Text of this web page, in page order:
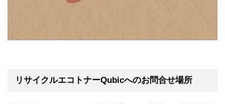
リサイクルエコトナーQubicへのお問合せ場所